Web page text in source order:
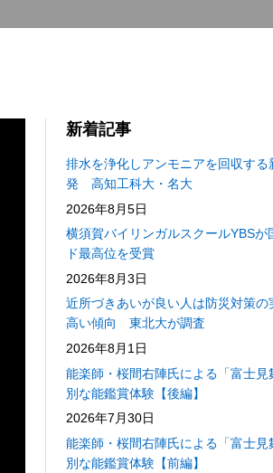
新着記事
排水を浄化しアンモニアを回収する
発 高知工科大・名大
2026年8月5日
横須賀バイリンガルスクールYBSが
ド最高位を受賞
2026年8月3日
近所づきあいが良い人は防災対策の
高い傾向 東北大が調査
2026年8月1日
能楽師・桜間右陣氏による「富士見
別な能鑑賞体験【後編】
2026年7月30日
能楽師・桜間右陣氏による「富士見
別な能鑑賞体験【前編】